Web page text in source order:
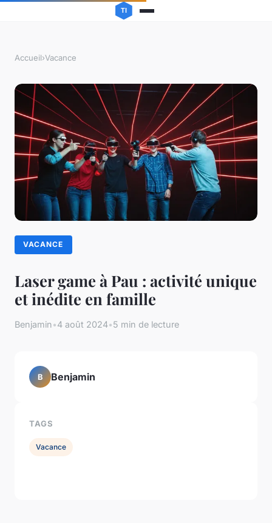
Accueil›Vacance
VACANCE
Laser game à Pau : activité unique
et inédite en famille
Benjamin•4 août 2024•5 min de lecture
B Benjamin
TAGS
Vacance